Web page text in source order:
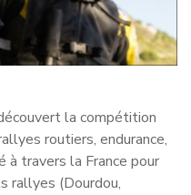
la compétition
routiers, endurance,
à travers la France pour
rallyes (Dourdou,